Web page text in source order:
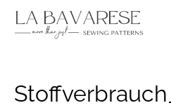
Inhalt
navigation